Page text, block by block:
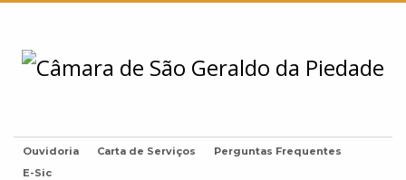
Ouvidoria Carta de Serviços
Perguntas Frequentes
E-Sic